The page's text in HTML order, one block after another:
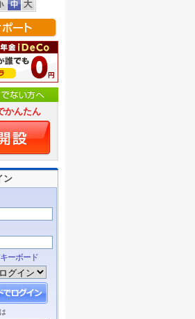
かんたん
ン
ーボード